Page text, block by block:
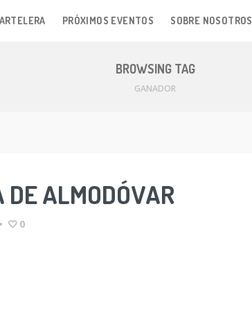
PRÓXIMOS EVENTOS SOBRE NOSOTROS
BROWSING TAG
GANADOR
ALMODÓVAR
• 0